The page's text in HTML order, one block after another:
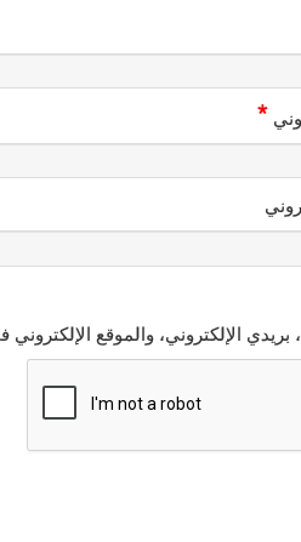
*
الإلكتروني، والموقع